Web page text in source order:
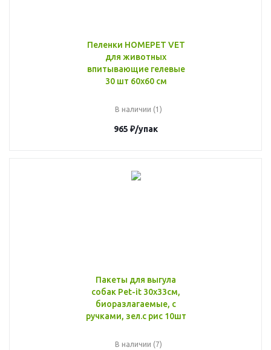
Пеленки HOMEPET VET
для животных
впитывающие гелевые
30 шт 60x60 см
В наличии (1)
965 ₽/упак
Пакеты для выгула
собак Pet-it 30х33см,
биоразлагаемые, с
ручками, зел.с рис 10шт
В наличии (7)